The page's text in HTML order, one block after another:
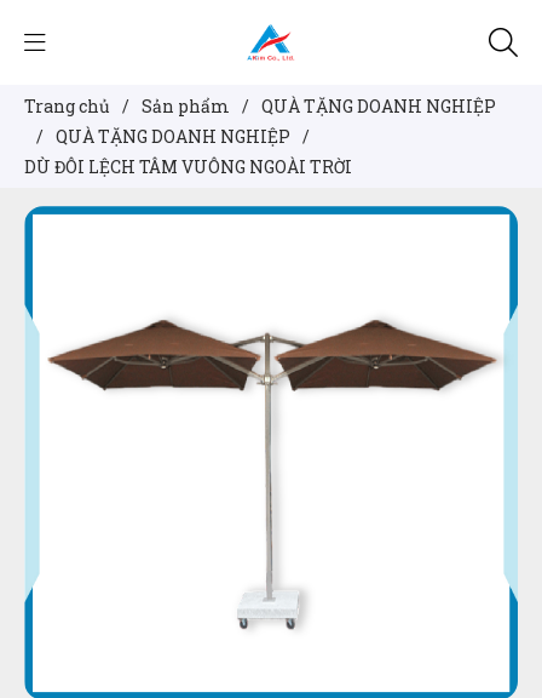
Trang chủ / Sản phẩm / QUÀ TẶNG DOANH NGHIỆP
/ QUÀ TẶNG DOANH NGHIỆP /
DÙ ĐÔI LỆCH TÂM VUÔNG NGOÀI TRỜI